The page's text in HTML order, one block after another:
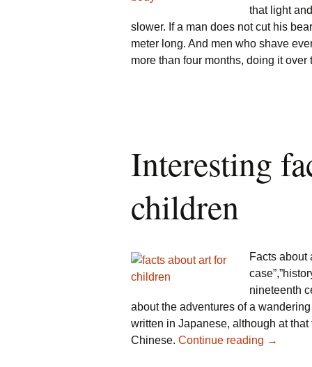
that light
slower. If a man does not cut his
meter long. And men who shave
more than four months, doing it
Interesting
children
Facts about
nineteenth
about the adventures of a
written in Japanese, although at
Chinese. Continue reading →